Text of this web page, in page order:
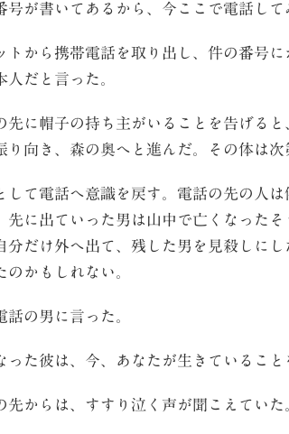
号が書いてあるから、今ここで電話して
から携帯電話を取り出し、件の番号
人だと言った。
に帽子の持ち主がいることを告げると
り向き、森の奥へと進んだ。その体は
て電話へ意識を戻す。電話の先の人
先に出ていった男は山中で亡くなった
分だけ外へ出て、残した男を見殺しに
のかもしれない。
の男に言った。
った彼は、今、あなたが生きているこ
からは、すすり泣く声が聞こえていた